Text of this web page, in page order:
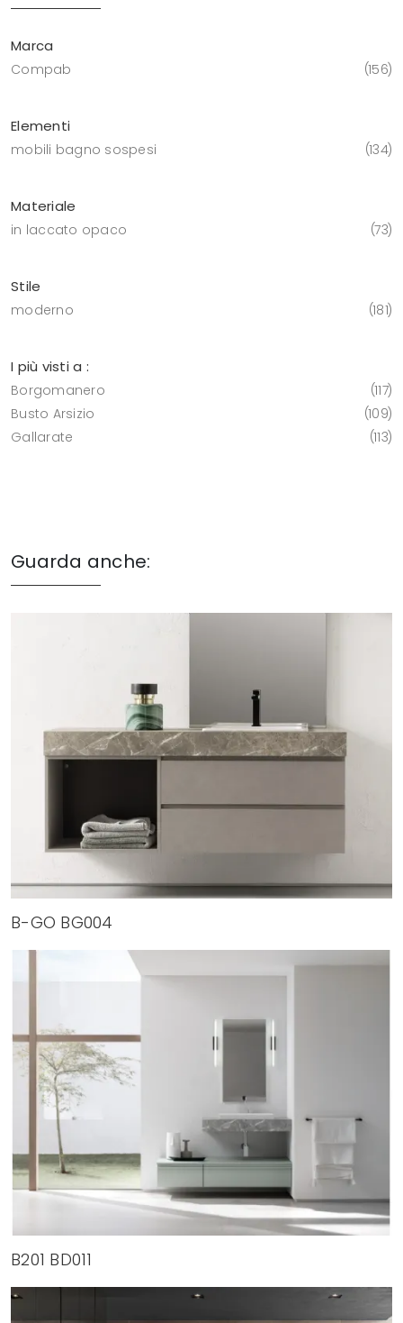
Marca
Compab 156
Elementi
mobili bagno sospesi 134
Materiale
in laccato opaco 73
Stile
moderno 181
I più visti a :
Borgomanero
117
Busto Arsizio
109
Gallarate
113
Guarda anche:
B-GO BG004
B201 BD011